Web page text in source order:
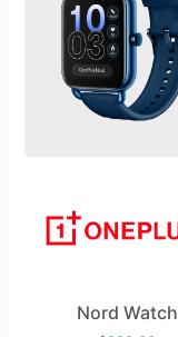
Nord Watch